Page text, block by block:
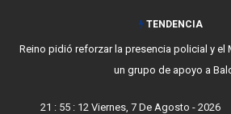
TENDENCIA
Reino pidió reforzar la presencia policial y el
un grupo de apoyo a
21 : 55: 12 Viernes, 7 De Agosto - 2026